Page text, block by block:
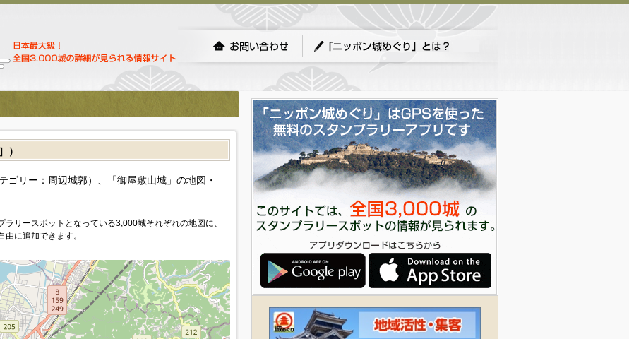
）
リー：周辺城郭）、「御屋敷山城」の地図・
ラリースポットとなっている3,000城それぞれの地図に、
に追加できます。